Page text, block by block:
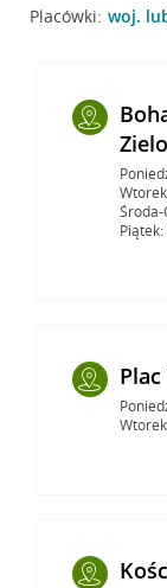
Placówki: woj.